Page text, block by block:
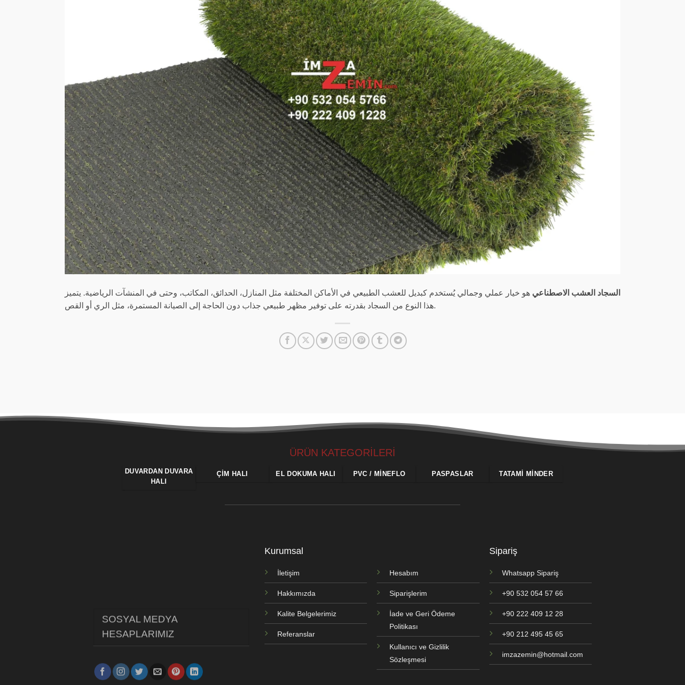
السجاد العشب الاصطناعي هو خيار عملي وجمالي يُستخدم كبديل للعشب الطبيعي في الأماكن المختلفة مثل المنازل، الحدائق، المكاتب، وحتى في المنشآت الرياضية. يتميز
هذا النوع من السجاد بقدرته على توفير مظهر طبيعي جذاب دون الحاجة إلى الصيانة المستمرة، مثل الري أو القص.
ÜRÜN KATEGORİLERİ
DUVARDAN DUVARA
HALI
ÇIM HALI EL DOKUMA HALI PVC / MINEFLO PASPASLAR TATAMI MINDER
SOSYAL MEDYA
HESAPLARIMIZ
Kurumsal
İletişim
Hakkımızda
Kalite Belgelerimiz
Referanslar
Hesabım
Siparişlerim
İade ve Geri Ödeme
Politikası
Kullanıcı ve Gizlilik
Sözleşmesi
Sipariş
Whatsapp Sipariş
+90 532 054 57 66
+90 222 409 12 28
+90 212 495 45 65
imzazemin@hotmail.com